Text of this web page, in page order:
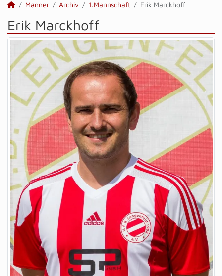
Männer Archiv 1.Mannschaft Erik Marckhoff
Erik Marckhoff